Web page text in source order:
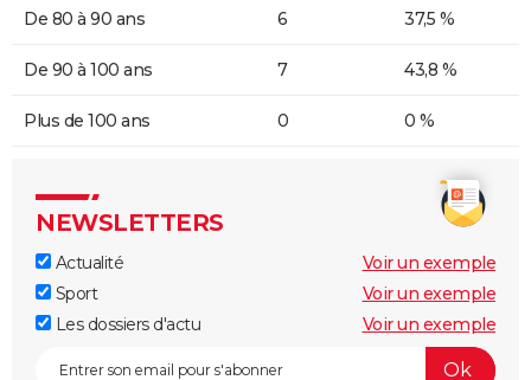
De 80 à 90 ans 6 37,5 %
De 90 à 100 ans 7 43,8 %
Plus de 100 ans 0 0 %
NEWSLETTERS
Actualité
Voir un exemple
Sport
Voir un exemple
Les dossiers d'actu
Voir un exemple